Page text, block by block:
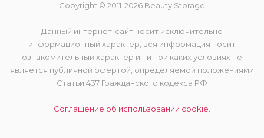
Copyright © 2011-2026 Beauty Storage
Данный интернет-сайт носит исключительно
информационный характер, вся информация носит
ознакомительный характер и ни при каких условиях не
является публичной офертой, определяемой положениями
Статьи 437 Гражданского кодекса РФ
Соглашение об использовании cookie.